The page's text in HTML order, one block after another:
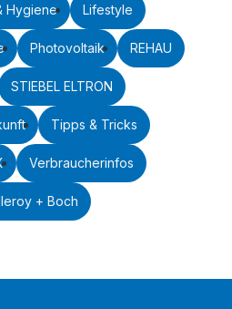
Hygiene Lifestyle
Photovoltaik REHAU
STIEBEL ELTRON
Tipps & Tricks
Verbraucherinfos
+ Boch